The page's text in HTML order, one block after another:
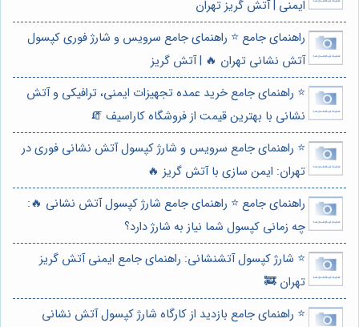
ایمنی | آتش گریز تهران
راهنمای جامع ⭐️ راهنمای جامع سرویس و شارژ فوری کپسول
آتش نشانی تهران 🔥 | آتش گریز
⭐️ راهنمای جامع خرید عمده تجهیزات ایمنی، ترافیکی و آتش
نشانی با بهترین قیمت از فروشگاه کاراسیف 🧯
⭐️ راهنمای جامع سرویس و شارژ کپسول آتش نشانی فوری در
تهران: ایمن سازی با آتش گریز 🔥
راهنمای جامع ⭐️ راهنمای جامع شارژ کپسول آتش نشانی 🔥:
چه زمانی کپسول شما نیاز به شارژ دارد؟
⭐️ شارژ کپسول آتشنشانی: راهنمای جامع ایمنی آتش گریز
تهران 🚒
⭐️ راهنمای جامع بازدید از کارگاه شارژ کپسول آتش نشانی